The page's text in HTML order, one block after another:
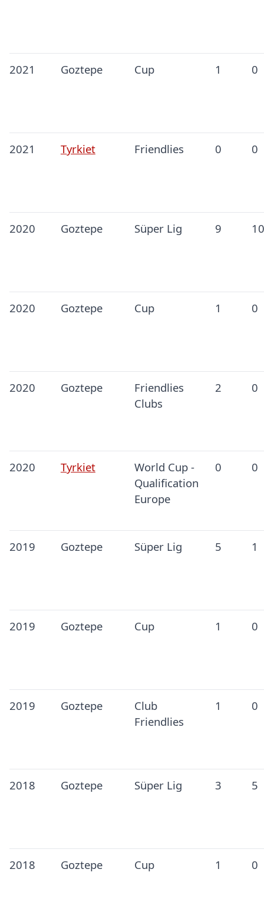
2021 Goztepe Cup 1 0
2021 Tyrkiet Friendlies 0 0
2020 Goztepe Süper Lig 9 10
2020 Goztepe Cup 1 0
2020 Goztepe
Friendlies
Clubs
2 0
2020 Tyrkiet
World Cup -
Qualification
Europe
0 0
2019 Goztepe Süper Lig 5 1
2019 Goztepe Cup 1 0
2019 Goztepe
Club
Friendlies
1 0
2018 Goztepe Süper Lig 3 5
2018 Goztepe Cup 1 0